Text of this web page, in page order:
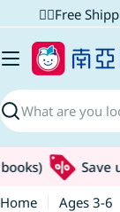
to
content
✌🏼Free
Search
Save
Home
Ages 3-6